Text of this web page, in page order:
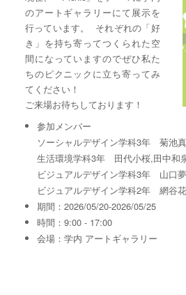
のアートギャラリーにて展示を
行っています。 それぞれの「好
き」を持ち寄ってつくられた空
間になっていますのでぜひ私た
ちのピクニックに立ち寄ってみ
てください！
ご来場お待ちしております！
参加メンバー
ソーシャルデザイン学科3年 菊池
生活環境学科3年 田代小桜,田中和
ビジュアルデザイン学科3年 山口
ビジュアルデザイン学科2年 網谷
期間：2026/05/20-2026/05/25
時間：9:00 - 17:00
会場：学内 アートギャラリー